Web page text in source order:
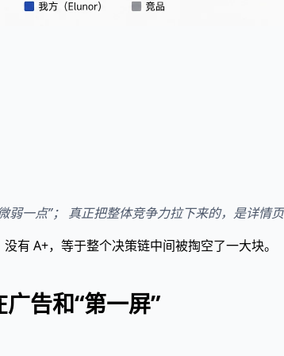
一点”； 真正把整体竞争力拉下来的，是详情页
有 A+，等于整个决策链中间被掏空了一大块。
告和“第一屏”